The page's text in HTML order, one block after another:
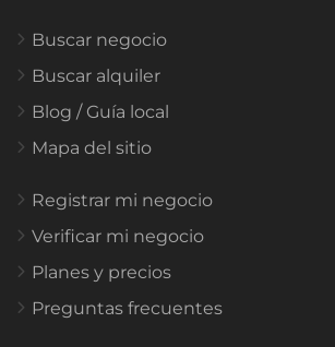
Buscar negocio
Buscar alquiler
Blog / Guía local
Mapa del sitio
Registrar mi negocio
Verificar mi negocio
Planes y precios
Preguntas frecuentes